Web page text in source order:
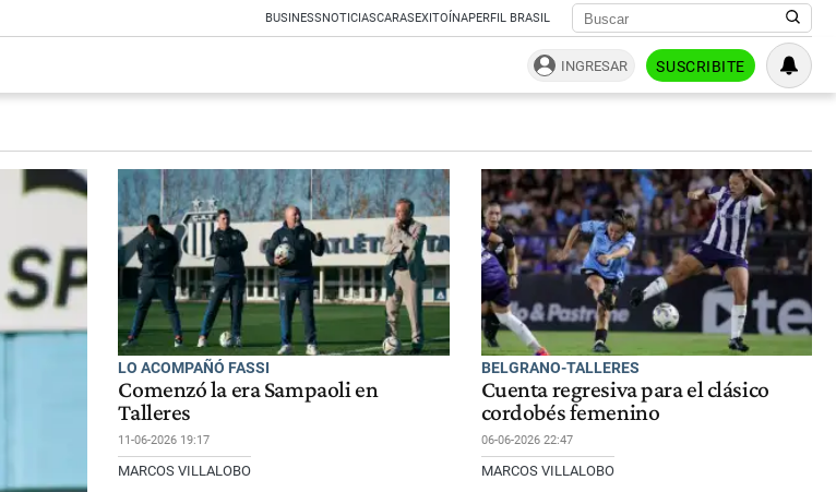
BUSINESSNOTICIASCARASEXITOÍNAPERFIL BRASIL
INGRESAR SUSCRIBITE
LO ACOMPAÑÓ FASSI
Comenzó la era Sampaoli en
Talleres
11-06-2026 19:17
MARCOS VILLALOBO
BELGRANO-TALLERES
Cuenta regresiva para el clásico
cordobés femenino
06-06-2026 22:47
MARCOS VILLALOBO